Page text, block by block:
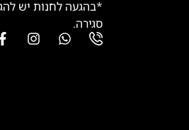
*בהגעה לחנות יש
סגירה.